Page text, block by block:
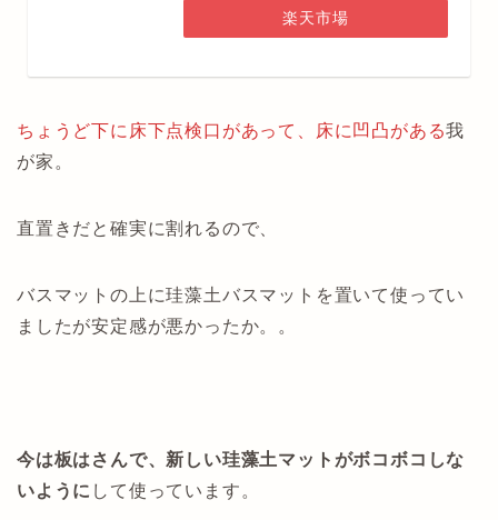
楽天市場
ちょうど下に床下点検口があって、床に凹凸がある我
が家。
直置きだと確実に割れるので、
バスマットの上に珪藻土バスマットを置いて使ってい
ましたが安定感が悪かったか。。
今は板はさんで、新しい珪藻土マットがボコボコしな
いように して使っています。